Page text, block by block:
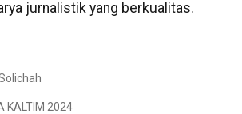
jurnalistik yang berkualitas.
KALTIM 2024